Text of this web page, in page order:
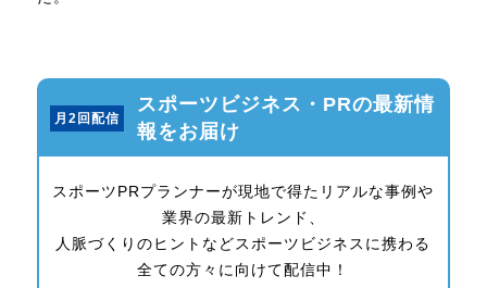
月2回配信
スポーツビジネス・PRの最新情
報をお届け
スポーツPRプランナーが現地で得たリアルな事例や
業界の最新トレンド、
人脈づくりのヒントなどスポーツビジネスに携わる
全ての方々に向けて配信中！